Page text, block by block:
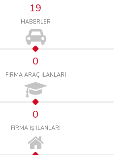
19
HABERLER
0
FİRMA ARAÇ İLANLARI
0
FİRMA İŞ İLANLARI